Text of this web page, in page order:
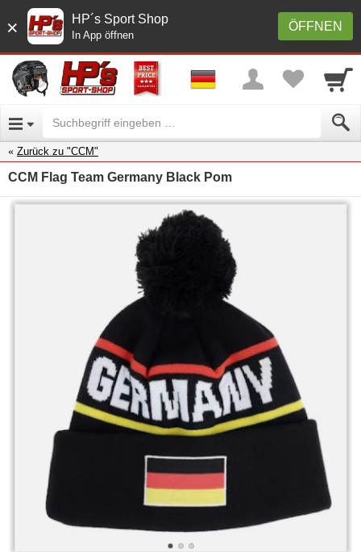
× ÖFFNEN
HP´s Sport Shop
In App öffnen
Zurück zu "CCM"
CCM Flag Team Germany Black Pom